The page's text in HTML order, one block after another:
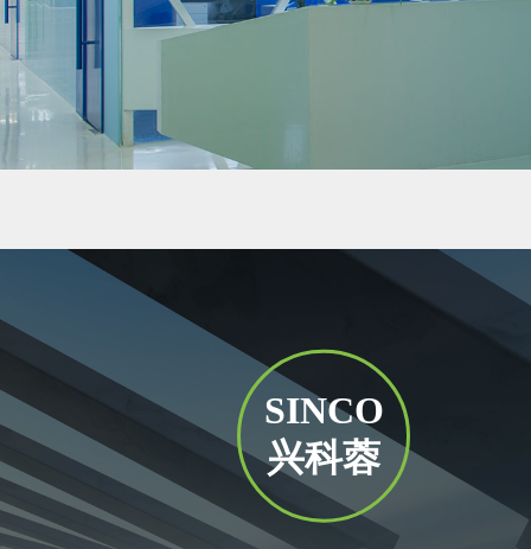
SINCO
兴科蓉